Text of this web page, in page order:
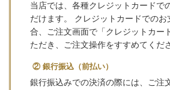
当店では、各種クレジットカードで
だけます。 クレジットカードでの
合、ご注文画面で「クレジットカー
ただき、ご注文操作をすすめてくだ
② 銀行振込（前払い）
銀行振込みでの決済の際には、ご注